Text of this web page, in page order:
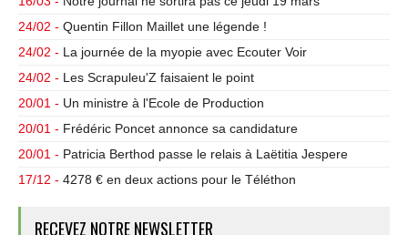
24/02 - Quentin Fillon Maillet une légende !
24/02 - La journée de la myopie avec Ecouter Voir
24/02 - Les Scrapuleu'Z faisaient le point
20/01 - Un ministre à l'Ecole de Production
20/01 - Frédéric Poncet annonce sa candidature
20/01 - Patricia Berthod passe le relais à Laëtitia Jespere
17/12 - 4278 € en deux actions pour le Téléthon
RECEVEZ NOTRE NEWSLETTER